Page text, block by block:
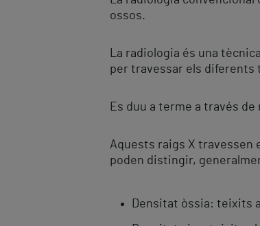
ossos.
La radiologia és una
per travessar els diferents
Es duu a terme a través
Aquests raigs X travessen
poden distingir,
Densitat òssia: teixits